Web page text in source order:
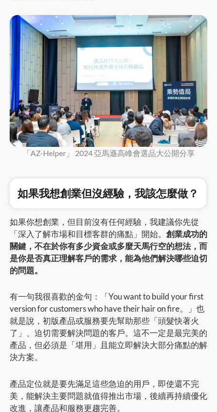
「AZ-Helper」 2024 亞馬遜高峰會選品大公開分享
如果我想創業但沒經驗，我該怎麼做？
如果你想創業，但目前沒有任何經驗，我建議你先從
「深入了解市場和目標客群的痛點」開始。 創業成功的
關鍵，不在於你有多少資金或多麼天馬行空的想法，而
是你是否真正理解客戶的需求，能為他們解決哪些迫切
的問題。
有一句我很喜歡的金句：「You want to build your first
version for customers who have their hair on fire。」也
就是說，初版產品或服務要先幫助那些「頭髮快著火
了」、迫切需要解決問題的客戶。這不一定是最完美的
產品，但必須是「堪用」且能立即解決大部分痛點的解
決方案。
產品定位就是要先滿足這些急迫的用戶，即使還不完
美，能解決主要問題就值得推出市場，後續再持續優化
改進，讓產品和服務更趨完善。